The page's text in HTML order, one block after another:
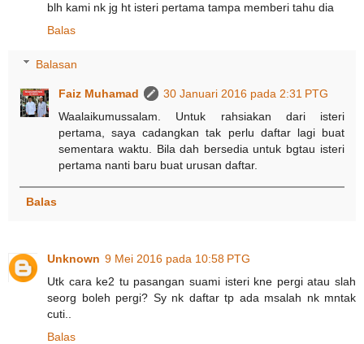
blh kami nk jg ht isteri pertama tampa memberi tahu dia
Balas
Balasan
Faiz Muhamad
30 Januari 2016 pada 2:31 PTG
Waalaikumussalam. Untuk rahsiakan dari isteri
pertama, saya cadangkan tak perlu daftar lagi buat
sementara waktu. Bila dah bersedia untuk bgtau isteri
pertama nanti baru buat urusan daftar.
Balas
Unknown 9 Mei 2016 pada 10:58 PTG
Utk cara ke2 tu pasangan suami isteri kne pergi atau slah
seorg boleh pergi? Sy nk daftar tp ada msalah nk mntak
cuti..
Balas